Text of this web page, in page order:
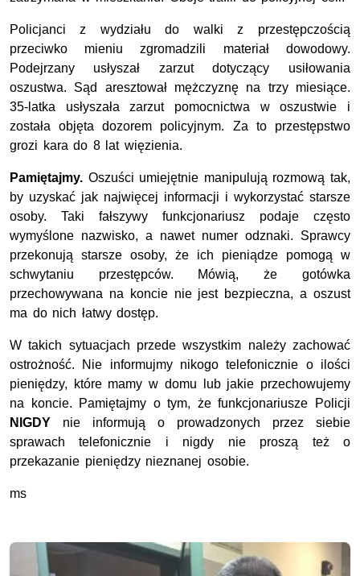
Policjanci z wydziału do walki z przestępczością
przeciwko mieniu zgromadzili materiał dowodowy.
Podejrzany usłyszał zarzut dotyczący usiłowania
oszustwa. Sąd aresztował mężczyznę na trzy miesiące.
35-latka usłyszała zarzut pomocnictwa w oszustwie i
została objęta dozorem policyjnym. Za to przestępstwo
grozi kara do 8 lat więzienia.
Pamiętajmy. Oszuści umiejętnie manipulują rozmową tak,
by uzyskać jak najwięcej informacji i wykorzystać starsze
osoby. Taki fałszywy funkcjonariusz podaje często
wymyślone nazwisko, a nawet numer odznaki. Sprawcy
przekonują starsze osoby, że ich pieniądze pomogą w
schwytaniu przestępców. Mówią, że gotówka
przechowywana na koncie nie jest bezpieczna, a oszust
ma do nich łatwy dostęp.
W takich sytuacjach przede wszystkim należy zachować
ostrożność. Nie informujmy nikogo telefonicznie o ilości
pieniędzy, które mamy w domu lub jakie przechowujemy
na koncie. Pamiętajmy o tym, że funkcjonariusze Policji
NIGDY nie informują o prowadzonych przez siebie
sprawach telefonicznie i nigdy nie proszą też o
przekazanie pieniędzy nieznanej osobie.
ms